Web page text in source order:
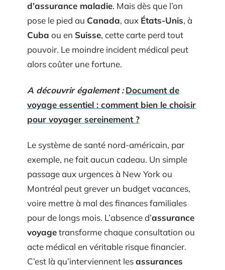
d’assurance maladie. Mais dès que l’on
pose le pied au Canada, aux États-Unis, à
Cuba ou en Suisse, cette carte perd tout
pouvoir. Le moindre incident médical peut
alors coûter une fortune.
A découvrir également : Document de
voyage essentiel : comment bien le choisir
pour voyager sereinement ?
Le système de santé nord-américain, par
exemple, ne fait aucun cadeau. Un simple
passage aux urgences à New York ou
Montréal peut grever un budget vacances,
voire mettre à mal des finances familiales
pour de longs mois. L’absence d’assurance
voyagetransforme chaque consultation ou
acte médical en véritable risque financier.
C’est là qu’interviennent lesassurances